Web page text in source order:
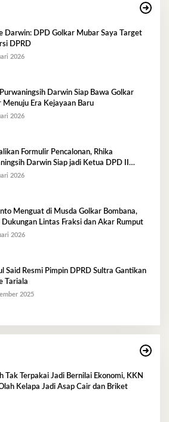
Darwin: DPD Golkar Mubar Saya Target
DPRD
2026
Darwin Siap Bawa Golkar
Menuju Era Kejayaan Baru
2026
Formulir Pencalonan, Rhika
Darwin Siap jadi Ketua DPD II
Mubar
2026
Menguat di Musda Golkar Bombana,
Dukungan Lintas Fraksi dan Akar Rumput
2026
Said Resmi Pimpin DPRD Sultra Gantikan
Tariala
2025
Tak Terpakai Jadi Bernilai Ekonomi, KKN
Kelapa Jadi Asap Cair dan Briket